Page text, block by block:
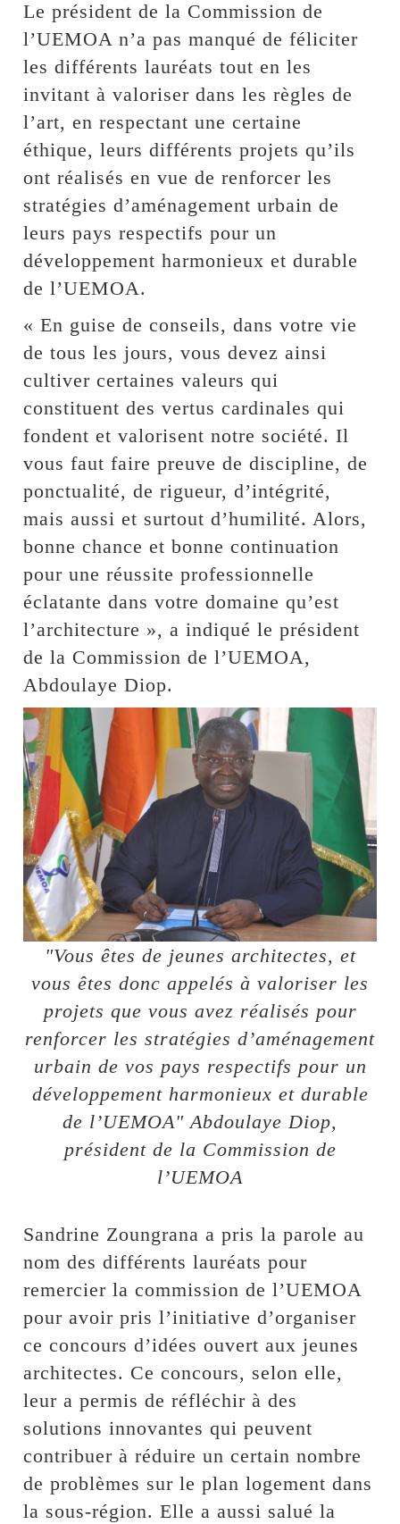
Le président de la Commission de
l’UEMOA n’a pas manqué de féliciter
les différents lauréats tout en les
invitant à valoriser dans les règles de
l’art, en respectant une certaine
éthique, leurs différents projets qu’ils
ont réalisés en vue de renforcer les
stratégies d’aménagement urbain de
leurs pays respectifs pour un
développement harmonieux et durable
de l’UEMOA.
« En guise de conseils, dans votre vie
de tous les jours, vous devez ainsi
cultiver certaines valeurs qui
constituent des vertus cardinales qui
fondent et valorisent notre société. Il
vous faut faire preuve de discipline, de
ponctualité, de rigueur, d’intégrité,
mais aussi et surtout d’humilité. Alors,
bonne chance et bonne continuation
pour une réussite professionnelle
éclatante dans votre domaine qu’est
l’architecture », a indiqué le président
de la Commission de l’UEMOA,
Abdoulaye Diop.
"Vous êtes de jeunes architectes, et
vous êtes donc appelés à valoriser les
projets que vous avez réalisés pour
renforcer les stratégies d’aménagement
urbain de vos pays respectifs pour un
développement harmonieux et durable
de l’UEMOA" Abdoulaye Diop,
président de la Commission de
l’UEMOA
Sandrine Zoungrana a pris la parole au
nom des différents lauréats pour
remercier la commission de l’UEMOA
pour avoir pris l’initiative d’organiser
ce concours d’idées ouvert aux jeunes
architectes. Ce concours, selon elle,
leur a permis de réfléchir à des
solutions innovantes qui peuvent
contribuer à réduire un certain nombre
de problèmes sur le plan logement dans
la sous-région. Elle a aussi salué la